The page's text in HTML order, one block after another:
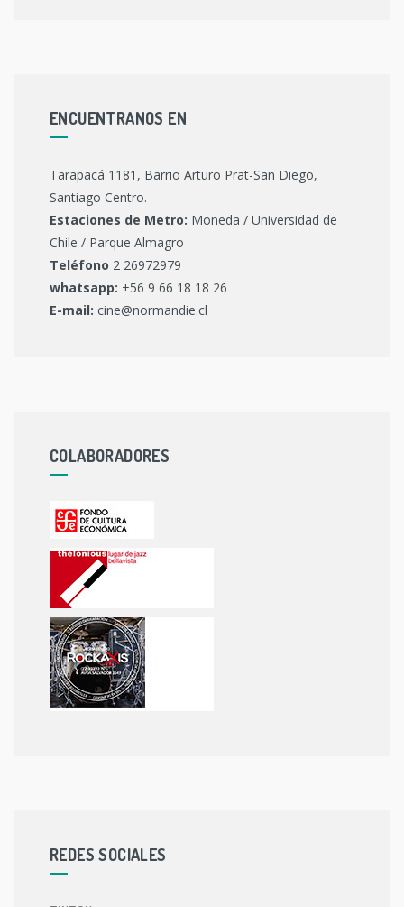
ENCUENTRANOS EN
Tarapacá 1181, Barrio Arturo Prat-San Diego,
Santiago Centro.
Estaciones de Metro: Moneda / Universidad de
Chile / Parque Almagro
Teléfono 2 26972979
whatsapp: +56 9 66 18 18 26
E-mail: cine@normandie.cl
COLABORADORES
REDES SOCIALES